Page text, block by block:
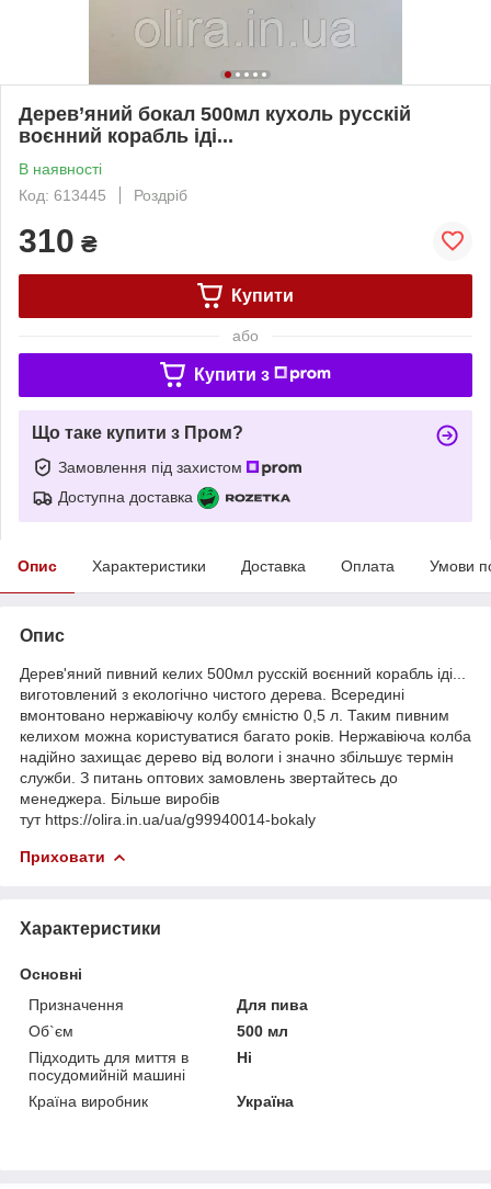
Дерев’яний бокал 500мл кухоль русскій
воєнний корабль іді...
В наявності
Код: 613445
Роздріб
310 ₴
Купити
або
Купити з
Що таке купити з Пром?
Замовлення під захистом
Доступна доставка
Опис Характеристики Доставка Оплата Умови
Опис
Дерев'яний пивний келих 500мл русскій воєнний корабль іді...
виготовлений з екологічно чистого дерева. Всередині
вмонтовано нержавіючу колбу ємністю 0,5 л. Таким пивним
келихом можна користуватися багато років. Нержавіюча колба
надійно захищає дерево від вологи і значно збільшує термін
служби. З питань оптових замовлень звертайтесь до
менеджера. Більше виробів
тут https://olira.in.ua/ua/g99940014-bokaly
Приховати
Характеристики
Основні
Призначення
Для пива
Об`єм
500 мл
Підходить для миття в
посудомийній машині
Ні
Країна виробник Україна